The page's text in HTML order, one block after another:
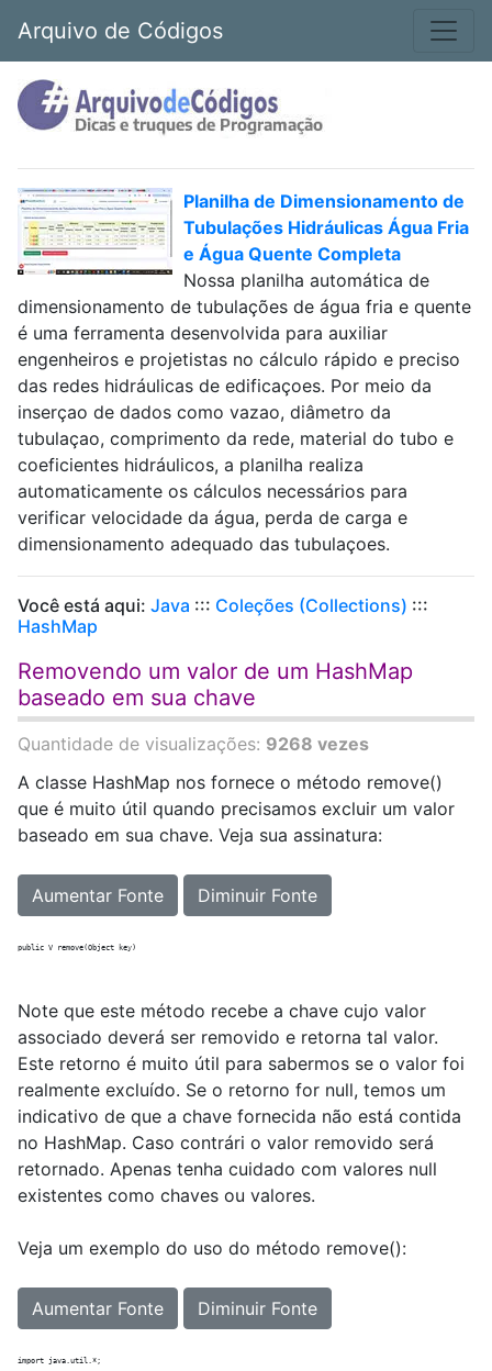
Arquivo de Códigos
Planilha de Dimensionamento de
Tubulações Hidráulicas Água Fria
e Água Quente Completa
Nossa planilha automática de
dimensionamento de tubulações de água fria e quente
é uma ferramenta desenvolvida para auxiliar
engenheiros e projetistas no cálculo rápido e preciso
das redes hidráulicas de edificaçoes. Por meio da
inserçao de dados como vazao, diâmetro da
tubulaçao, comprimento da rede, material do tubo e
coeficientes hidráulicos, a planilha realiza
automaticamente os cálculos necessários para
verificar velocidade da água, perda de carga e
dimensionamento adequado das tubulaçoes.
Você está aqui: Java ::: Coleções (Collections) :::
HashMap
Removendo um valor de um HashMap
baseado em sua chave
Quantidade de visualizações: 9268 vezes
A classe HashMap nos fornece o método remove()
que é muito útil quando precisamos excluir um valor
baseado em sua chave. Veja sua assinatura:
Aumentar Fonte Diminuir Fonte
Note que este método recebe a chave cujo valor
associado deverá ser removido e retorna tal valor.
Este retorno é muito útil para sabermos se o valor foi
realmente excluído. Se o retorno for null, temos um
indicativo de que a chave fornecida não está contida
no HashMap. Caso contrári o valor removido será
retornado. Apenas tenha cuidado com valores null
existentes como chaves ou valores.
Veja um exemplo do uso do método remove():
Aumentar Fonte Diminuir Fonte
import java.util.*;